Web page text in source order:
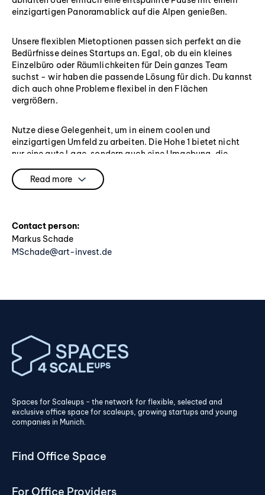
einzigartigen Panoramablick auf die Alpen genießen.
Unsere flexiblen Mietoptionen passen sich perfekt an die
Bedürfnisse deines Startups an. Egal, ob du ein kleines
Einzelbüro oder Räumlichkeiten für Dein ganzes Team
suchst - wir haben die passende Lösung für dich. Du kannst
dich auch ohne Probleme flexibel in den Flächen
vergrößern.
Nutze diese Gelegenheit, um in einem coolen und
einzigartigen Umfeld zu arbeiten. Die Hohe 1 bietet nicht
nur eine gute Lage, sondern auch eine Umgebung, die
inspirieren. Starte jetzt durch und miete deine Bürofläche in
der Hohen 1, wo kreatives Arbeiten auf einen
Miete: 11,50 €/qm - 14,50€/qm zzgl. NK
Art-Invest Real Estate Management GmbH & Co. KG
Cultural Fit
Transport connection
Read more
Contact person:
Markus Schade
MSchade@art-invest.de
Spaces for Scaleups - the network for flexible, selected and
exclusive office space for scaleups, growing startups and young
companies in Munich.
Find Office Space
For Office Providers